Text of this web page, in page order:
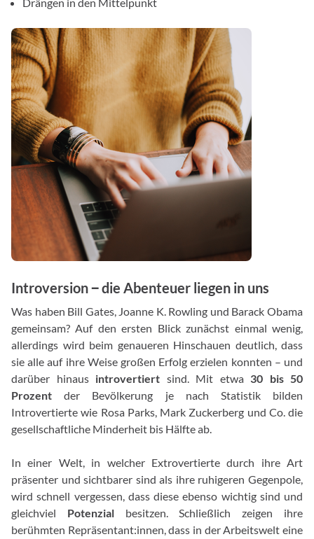
Introversion ‒ die Abenteuer liegen in uns
Was haben Bill Gates, Joanne K. Rowling und Barack Obama
gemeinsam? Auf den ersten Blick zunächst einmal wenig,
allerdings wird beim genaueren Hinschauen deutlich, dass
sie alle auf ihre Weise großen Erfolg erzielen konnten – und
darüber hinaus introvertiert sind. Mit etwa 30 bis 50
Prozent der Bevölkerung je nach Statistik bilden
Introvertierte wie Rosa Parks, Mark Zuckerberg und Co. die
gesellschaftliche Minderheit bis Hälfte ab.
In einer Welt, in welcher Extrovertierte durch ihre Art
präsenter und sichtbarer sind als ihre ruhigeren Gegenpole,
wird schnell vergessen, dass diese ebenso wichtig sind und
gleichviel Potenzialbesitzen. Schließlich zeigen ihre
berühmten Repräsentant:innen, dass in der Arbeitswelt eine